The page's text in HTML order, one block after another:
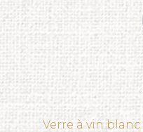
Verre à vin blanc